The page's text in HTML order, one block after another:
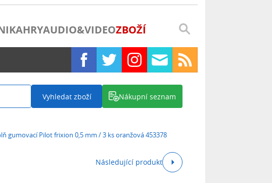
HRYAUDIO&VIDEOZBOŽÍ
Vyhledat zboží Nákupní seznam
gumovací Pilot frixion 0,5 mm / 3 ks oranžová 453378
Následující produkt